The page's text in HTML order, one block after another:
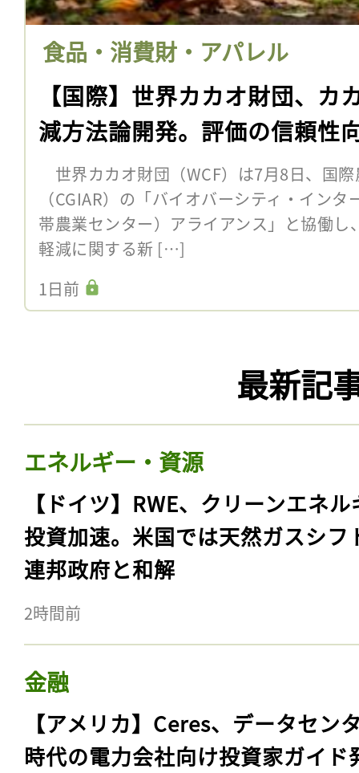
食品・消費財・アパレル
【国際】世界カカオ財団、カ
減方法論開発。評価の信頼性
世界カカオ財団（WCF）は7月8日、国
（CGIAR）の「バイオバーシティ・イン
帯農業センター）アライアンス」と協働
軽減に関する新 […]
1日前
最新記
エネルギー・資源
【ドイツ】RWE、クリーンエネ
投資加速。米国では天然ガスシフ
連邦政府と和解
2時間前
金融
【アメリカ】Ceres、データセン
時代の電力会社向け投資家ガイド